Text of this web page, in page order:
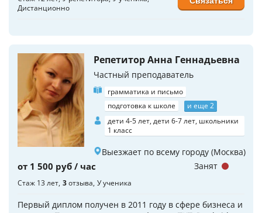
Дистанционно
Репетитор Анна Геннадьевна
Частный преподаватель
грамматика и письмо
подготовка к школе
и еще 2
дети 4-5 лет, дети 6-7 лет, школьники
1 класс
Выезжает по всему городу (Москва)
от 1 500 руб / час
Стаж 13 лет 3отзыва У ученика
Первый диплом получен в 2011 году в сфере бизнеса и
Занят